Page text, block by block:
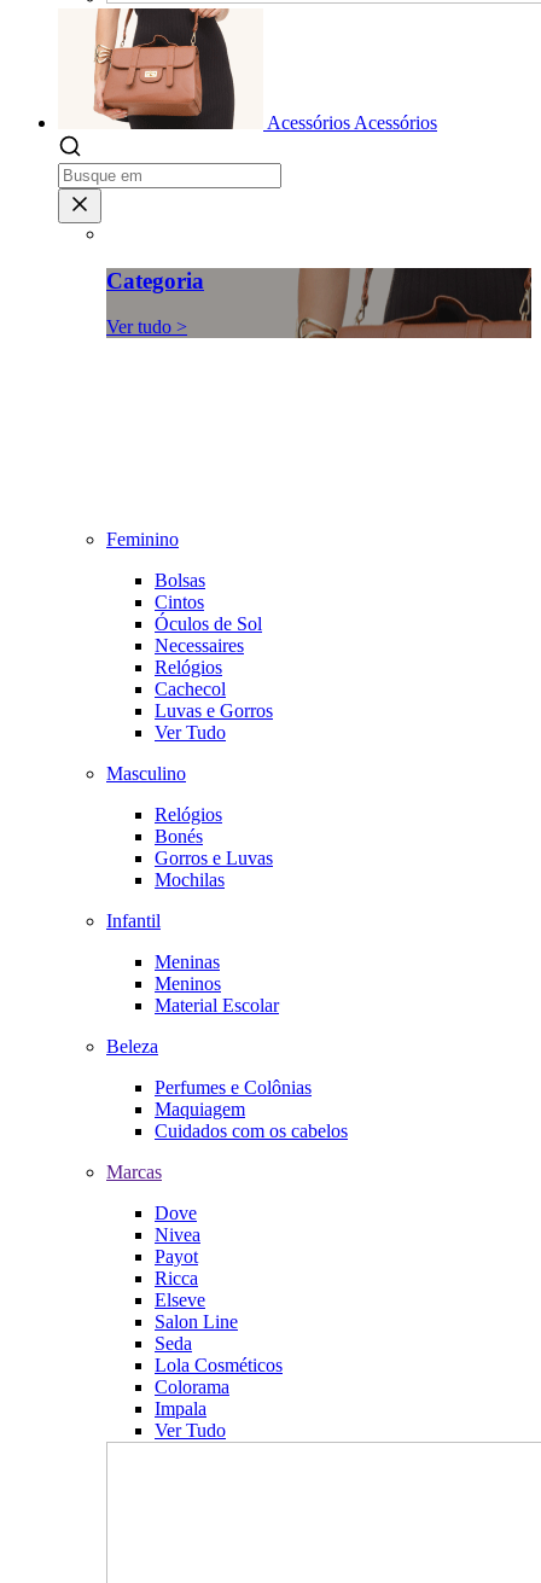
Acessórios Acessórios
Categoria
Ver tudo >
Feminino
Bolsas
Cintos
Óculos de Sol
Necessaires
Relógios
Cachecol
Luvas e Gorros
Ver Tudo
Masculino
Relógios
Bonés
Gorros e Luvas
Mochilas
Infantil
Meninas
Meninos
Material Escolar
Beleza
Perfumes e Colônias
Maquiagem
Cuidados com os cabelos
Marcas
Dove
Nivea
Payot
Ricca
Elseve
Salon Line
Seda
Lola Cosméticos
Colorama
Impala
Ver Tudo